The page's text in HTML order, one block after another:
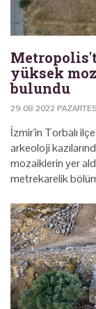
yüksek
bulundu
29.08.2022
İzmir'in Torbalı
arkeoloji
mozaiklerin yer
metrekarelik